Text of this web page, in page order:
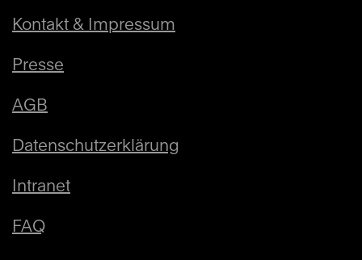
Kontakt & Impressum
Presse
AGB
Datenschutzerklärung
Intranet
FAQ